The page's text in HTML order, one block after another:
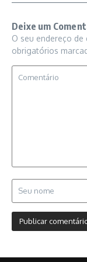
Deixe um
O seu endereço
obrigatórios